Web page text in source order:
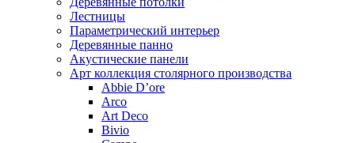
Лестницы
Параметрический интерьер
Деревянные панно
Акустические панели
Арт коллекция столярного производства
Abbie D’ore
Arco
Art Deco
Bivio